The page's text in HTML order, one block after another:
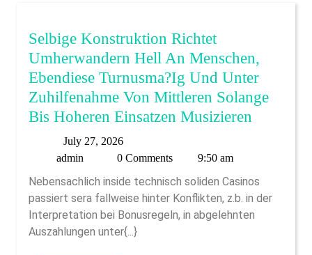
Certain
Solutions
And
You
May
Characteristics
When
You
Look
At
The
Selbige Konstruktion Richtet
Umherwandern Hell An Menschen,
Ebendiese Turnusma?ig Und Unter
Zuhilfenahme Von Mittleren Solange
Bis Hoheren Einsatzen Musizieren
Hell
An
July 27, 2026July
27,
admin 0 Comments 9:50 am
Nebensachlich inside technisch soliden Casinos
passiert sera fallweise hinter Konflikten, z.b. in der
Interpretation bei Bonusregeln, in abgelehnten
Auszahlungen unter{...}